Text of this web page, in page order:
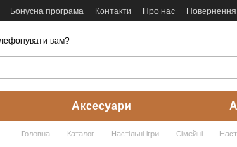
Бонусна програма Контакти Про нас
вам?
Аксесуари
Головна Каталог Настільні ігри Cімейні